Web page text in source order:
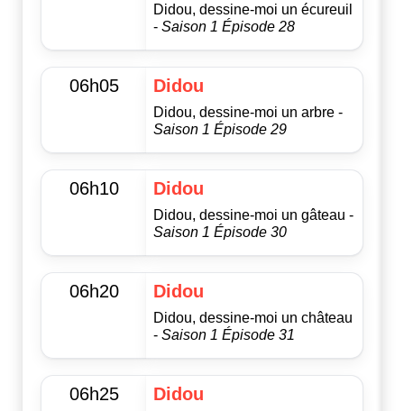
Didou, dessine-moi un écureuil
- Saison 1 Épisode 28
06h05 Didou
Didou, dessine-moi un arbre -
Saison 1 Épisode 29
06h10 Didou
Didou, dessine-moi un gâteau -
Saison 1 Épisode 30
06h20 Didou
Didou, dessine-moi un château
- Saison 1 Épisode 31
06h25 Didou